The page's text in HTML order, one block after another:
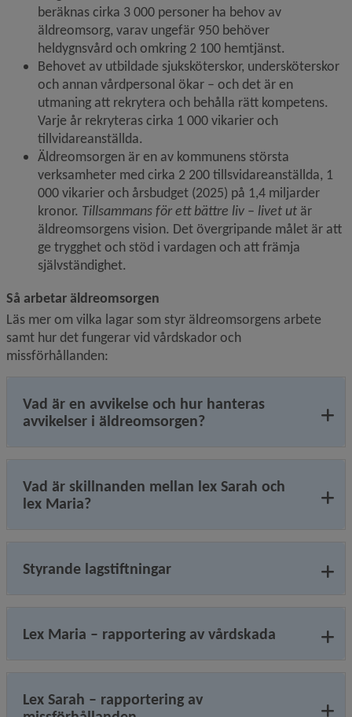
beräknas cirka 3 000 personer ha behov av
äldreomsorg, varav ungefär 950 behöver
heldygnsvård och omkring 2 100 hemtjänst.
Behovet av utbildade sjuksköterskor, undersköterskor
och annan vårdpersonal ökar – och det är en
utmaning att rekrytera och behålla rätt kompetens.
Varje år rekryteras cirka 1 000 vikarier och
tillvidareanställda.
Äldreomsorgen är en av kommunens största
verksamheter med cirka 2 200 tillsvidareanställda, 1
000 vikarier och årsbudget (2025) på 1,4 miljarder
kronor. Tillsammans för ett bättre liv – livet ut är
äldreomsorgens vision. Det övergripande målet är att
ge trygghet och stöd i vardagen och att främja
självständighet.
Så arbetar äldreomsorgen
Läs mer om vilka lagar som styr äldreomsorgens arbete
samt hur det fungerar vid vårdskador och
missförhållanden:
Vad är en avvikelse och hur hanteras
avvikelser i äldreomsorgen?
Vad är skillnanden mellan lex Sarah och
lex Maria?
Styrande lagstiftningar
Lex Maria – rapportering av vårdskada
Lex Sarah – rapportering av